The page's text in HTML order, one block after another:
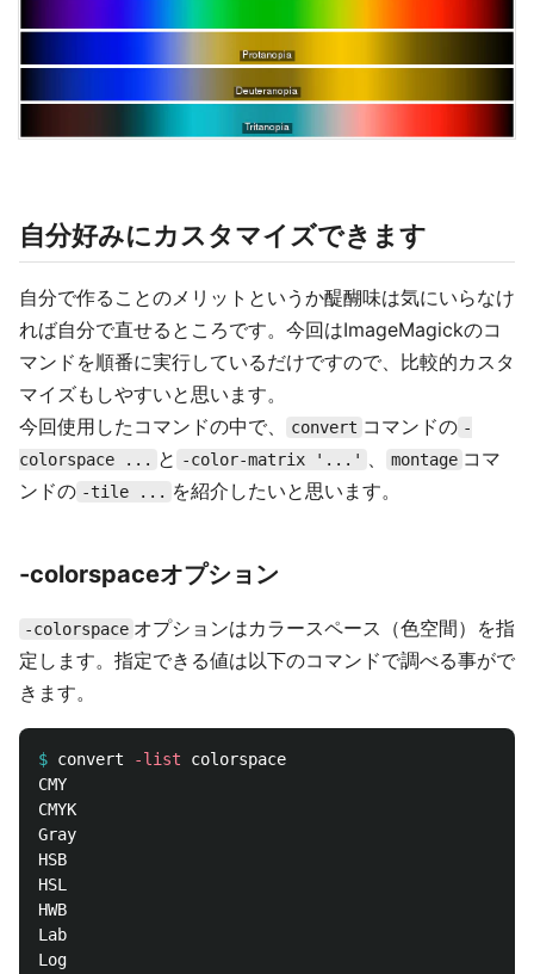
自分好みにカスタマイズできます
自分で作ることのメリットというか醍醐味は気にいらなけ
れば自分で直せるところです。今回はImageMagickのコ
マンドを順番に実行しているだけですので、比較的カスタ
マイズもしやすいと思います。
今回使用したコマンドの中で、
convert コマンドの -
colorspace ... と -color-matrix '...' 、 montage コマ
ンドの -tile ... を紹介したいと思います。
-colorspaceオプション
-colorspace オプションはカラースペース（色空間）を指
定します。指定できる値は以下のコマンドで調べる事がで
きます。
$ convert -list
CMY
CMYK
Gray
HSB
HSL
HWB
Lab
Log